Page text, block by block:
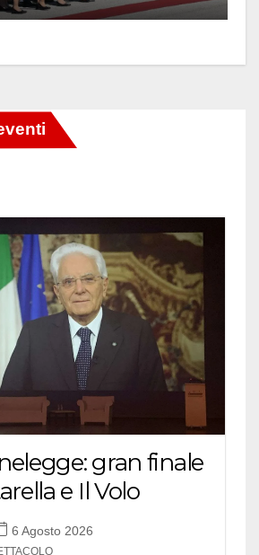
gran finale
e Il Volo
6 Agosto 2026